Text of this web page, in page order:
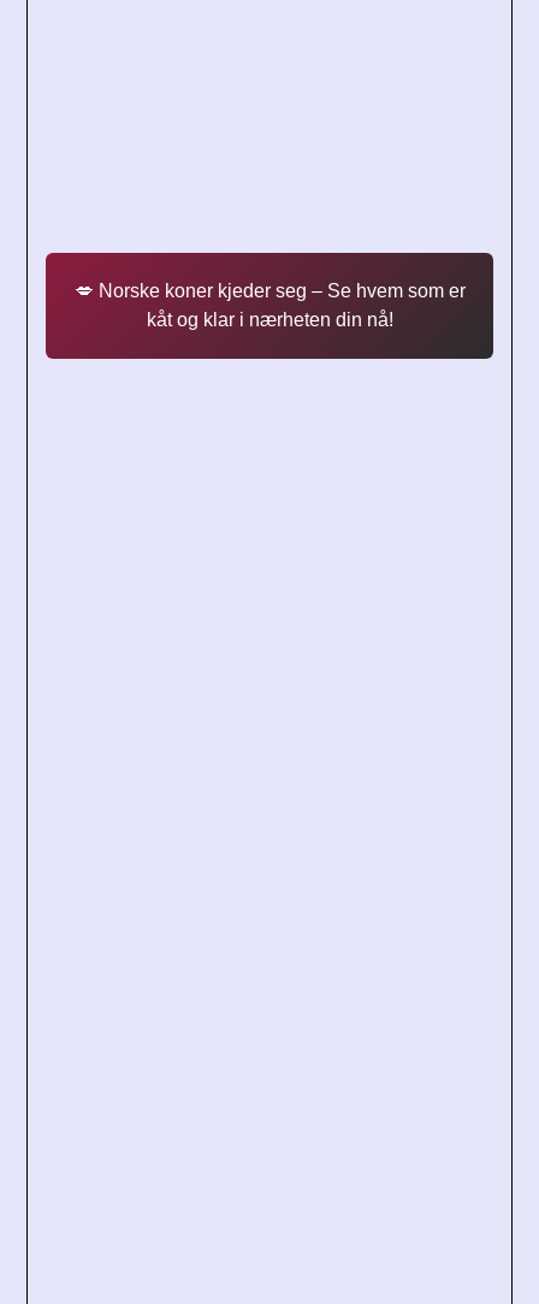
💋 Norske koner kjeder seg – Se hvem som er
kåt og klar i nærheten din nå!